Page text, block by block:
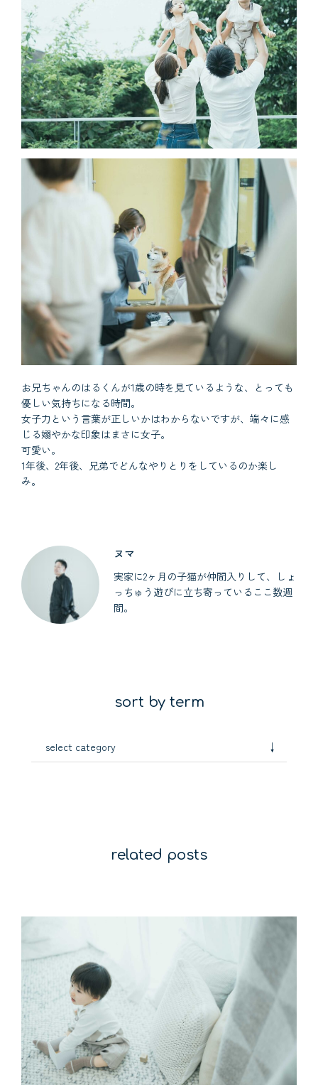
お兄ちゃんのはるくんが1歳の時を見ているような、とっても
優しい気持ちになる時間。
女子力という言葉が正しいかはわからないですが、端々に感
じる嫋やかな印象はまさに女子。
可愛い。
1年後、2年後、兄弟でどんなやりとりをしているのか楽し
み。
ヌマ
実家に2ヶ月の子猫が仲間入りして、しょ
っちゅう遊びに立ち寄っているここ数週
間。
sort by term
select category ↓
related posts